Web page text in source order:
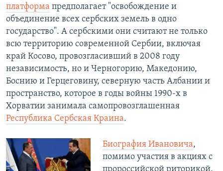
платформа предполагает "освобождение и
объединение всех сербских земель в одно
государство". А сербскими они считают не только
всю территорию современной Сербии, включая
край Косово, провозгласивший в 2008 году
независимость, но и Черногорию, Македонию,
Боснию и Герцеговину, северную часть Албании и
пространство, которое в годы войны 1990-х в
Хорватии занимала самопровозглашенная
Республика Сербская Краина.
Биография Ивановича,
помимо участия в акциях с